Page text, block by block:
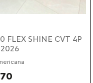
FLEX SHINE CVT 4P